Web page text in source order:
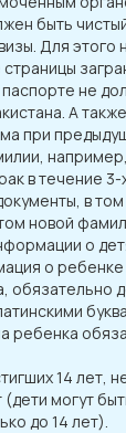
быть
Для этого
не
А
при
в течение
в
новой
о
о
обязательно
ребенка
14 лет,
могут
до 14 лет).